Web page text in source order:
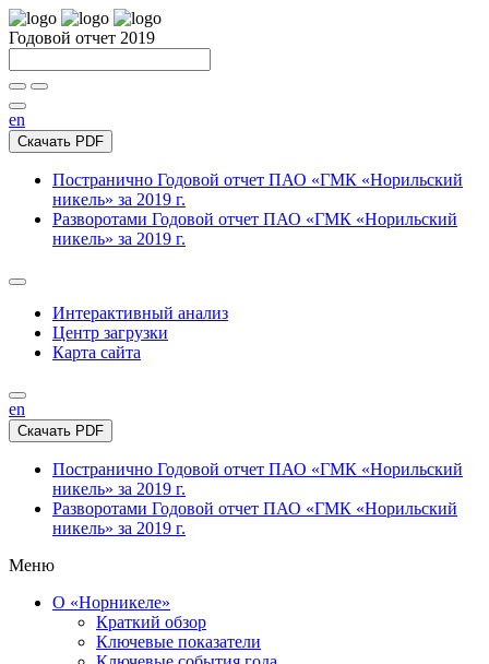
Годовой отчет 2019
en
Скачать PDF
Постранично Годовой отчет ПАО «ГМК «Норильский
никель» за 2019 г.
Разворотами Годовой отчет ПАО «ГМК «Норильский
никель» за 2019 г.
Интерактивный анализ
Центр загрузки
Карта сайта
en
Скачать PDF
Постранично Годовой отчет ПАО «ГМК «Норильский
никель» за 2019 г.
Разворотами Годовой отчет ПАО «ГМК «Норильский
никель» за 2019 г.
Меню
О «Норникеле»
Краткий обзор
Ключевые показатели